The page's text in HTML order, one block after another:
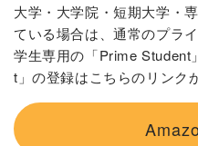
大学・大学院・短期大学・
ている場合は、通常のプラ
学生専用の「Prime
t」の登録はこちらのリンク